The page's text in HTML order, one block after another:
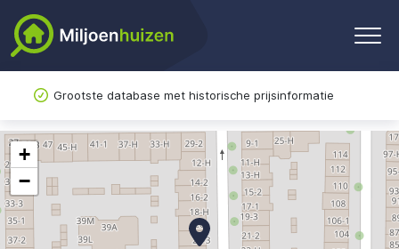
Grootste database met historische prijsinformatie
+
−